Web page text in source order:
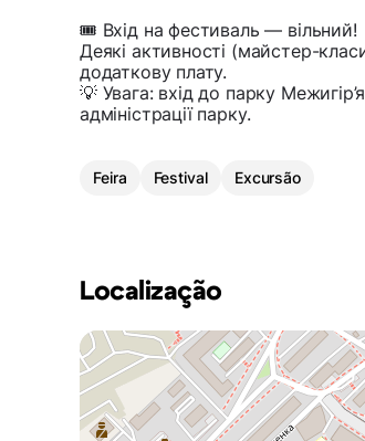
🎟 Вхід на фестиваль — вільний!
Деякі активності (майстер-
додаткову плату.
💡 Увага: вхід до парку
адміністрації парку.
Feira Festival Excursão
Localização